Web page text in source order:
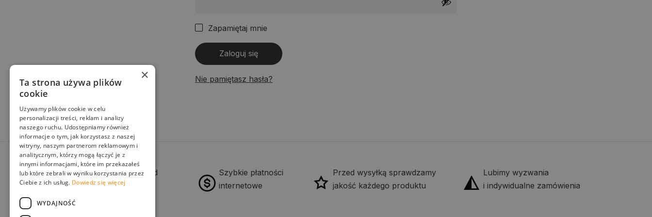
Zapamiętaj mnie
Zaloguj się
Nie pamiętasz hasła?
Wybór dostawy z pośród
kilku przewoźników
Szybkie płatności
internetowe
Przed wysyłką sprawdzamy
jakość każdego produktu
Lubimy wyzwania
i indywidualne zamówienia
×
Ta strona używa plików
cookie
Używamy plików cookie w celu
personalizacji treści, reklam i analizy
naszego ruchu. Udostępniamy również
informacje o tym, jak korzystasz z naszej
witryny, naszym partnerom reklamowym i
analitycznym, którzy mogą łączyć je z
innymi informacjami, które im przekazałeś
lub które zebrali w wyniku korzystania przez
Ciebie z ich usług. Dowiedz się więcej
WYDAJNOŚĆ